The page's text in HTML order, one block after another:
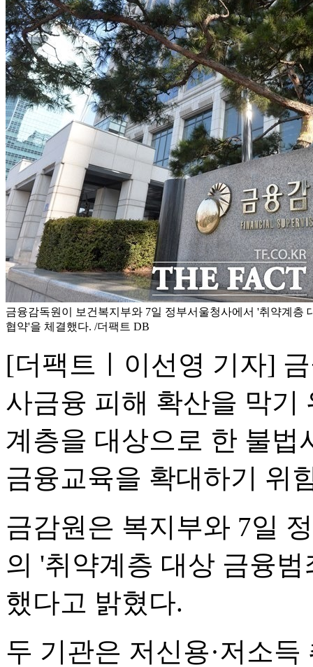
금융감독원이 보건복지부와 7일 정부서울청사에서 '취약계층
협약'을 체결했다. /더팩트 DB
[더팩트ㅣ이선영 기자]
사금융 피해 확산을 막기
계층을 대상으로 한 불법
금융교육을 확대하기 위
금감원은 복지부와 7일
의 '취약계층 대상 금융
했다고 밝혔다.
두 기관은 저신용·저소